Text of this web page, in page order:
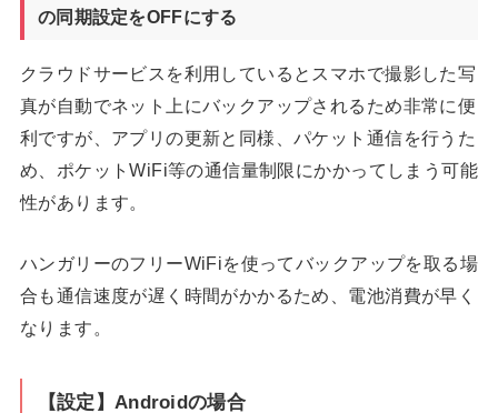
の同期設定をOFFにする
クラウドサービスを利用しているとスマホで撮影した写
真が自動でネット上にバックアップされるため非常に便
利ですが、アプリの更新と同様、パケット通信を行うた
め、ポケットWiFi等の通信量制限にかかってしまう可能
性があります。
ハンガリーのフリーWiFiを使ってバックアップを取る場
合も通信速度が遅く時間がかかるため、電池消費が早く
なります。
【設定】Androidの場合